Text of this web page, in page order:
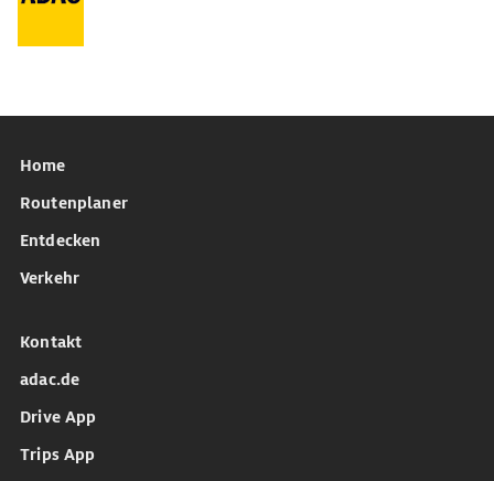
Home
Routenplaner
Entdecken
Verkehr
Kontakt
adac.de
Drive App
Trips App